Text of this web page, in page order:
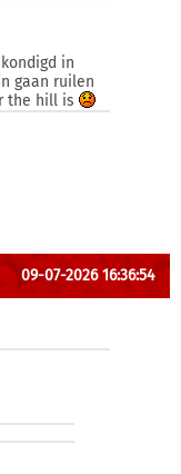
in
gaan ruilen
the hill is
09-07-2026 16:36:54